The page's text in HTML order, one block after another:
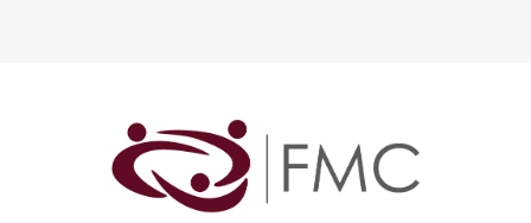
(exclusió social, inestabilitat residencial, abandonament
prematur dels estudis, mala alimentació, dificultats
d'accés al mercat laboral, etc.)